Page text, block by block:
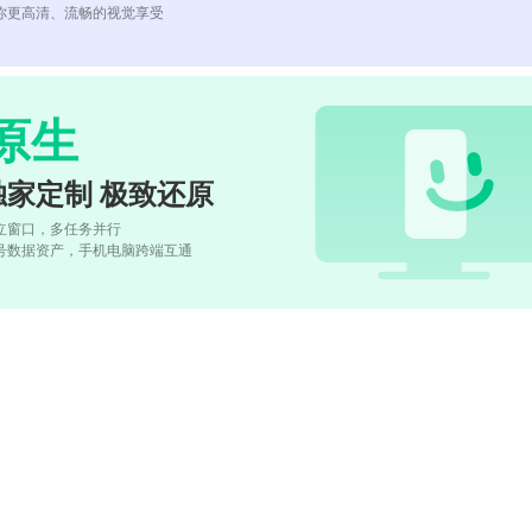
更高清、流畅的视觉享受
生
家定制 极致还原
窗口，多任务并行
数据资产，手机电脑跨端互通